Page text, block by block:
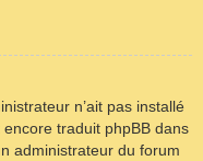
n’ait pas installé
traduit phpBB dans
administrateur du forum